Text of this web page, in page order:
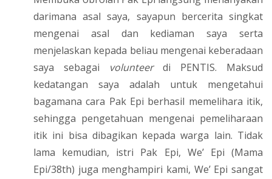
darimana asal saya, sayapun bercerita singkat
mengenai asal dan kediaman saya serta
menjelaskan kepada beliau mengenai keberadaan
saya sebagai
volunteerdi PENTIS. Maksud
kedatangan saya adalah untuk mengetahui
bagamana cara Pak Epi berhasil memelihara itik,
sehingga pengetahuan mengenai pemeliharaan
itik ini bisa dibagikan kepada warga lain. Tidak
lama kemudian, istri Pak Epi, We’ Epi (Mama
Epi/38th) juga menghampiri kami, We’ Epi sangat